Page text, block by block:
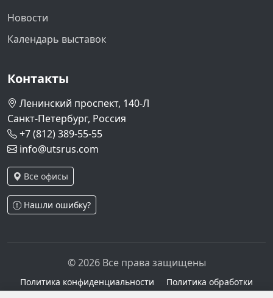
Новости
Календарь выставок
Контакты
Ленинский проспект, 140-Л
Санкт-Петербург, Россия
+7 (812) 389-55-55
info@utsrus.com
Все офисы
Нашли ошибку?
© 2026 Все права защищены
Политика конфиденциальности
Политика обработки
персональных данных